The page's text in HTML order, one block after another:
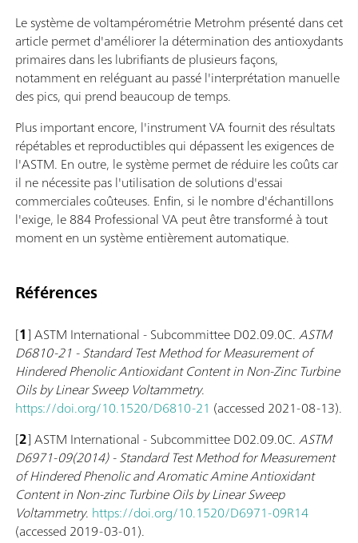
Le système de voltampérométrie Metrohm présenté dans cet
article permet d'améliorer la détermination des antioxydants
primaires dans les lubrifiants de plusieurs façons,
notamment en reléguant au passé l'interprétation manuelle
des pics, qui prend beaucoup de temps.
Plus important encore, l'instrument VA fournit des résultats
répétables et reproductibles qui dépassent les exigences de
l'ASTM. En outre, le système permet de réduire les coûts car
il ne nécessite pas l'utilisation de solutions d'essai
commerciales coûteuses. Enfin, si le nombre d'échantillons
l'exige, le 884 Professional VA peut être transformé à tout
moment en un système entièrement automatique.
Références
[1] ASTM International - Subcommittee D02.09.0C.ASTM
D6810-21 - Standard Test Method for Measurement of
Hindered Phenolic Antioxidant Content in Non-Zinc Turbine
Oils by Linear Sweep Voltammetry.
https://doi.org/10.1520/D6810-21 (accessed 2021-08-13).
[2] ASTM International - Subcommittee D02.09.0C.ASTM
D6971-09(2014) - Standard Test Method for Measurement
of Hindered Phenolic and Aromatic Amine Antioxidant
Content in Non-zinc Turbine Oils by Linear Sweep
Voltammetry. https://doi.org/10.1520/D6971-09R14
(accessed 2019-03-01).